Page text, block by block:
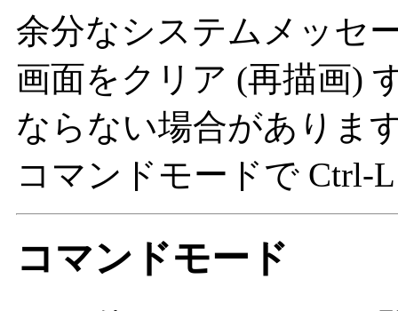
余分なシステムメッセ
画面をクリア (再描画)
ならない場合がありま
コマンドモードで Ctrl-
コマンドモード